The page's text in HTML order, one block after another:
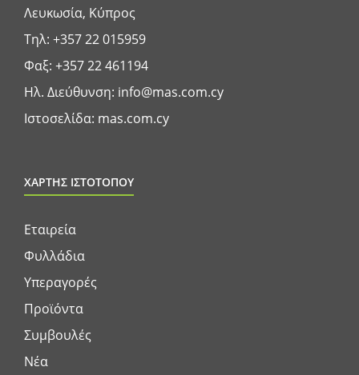
Λευκωσία, Κύπρος
Τηλ: +357 22 015959
Φαξ: +357 22 461194
Ηλ. Διεύθυνση: info@mas.com.cy
Ιστοσελίδα: mas.com.cy
ΧΑΡΤΗΣ ΙΣΤΟΤΟΠΟΥ
Εταιρεία
Φυλλάδια
Υπεραγορές
Προϊόντα
Συμβουλές
Νέα